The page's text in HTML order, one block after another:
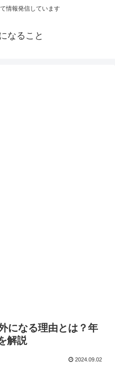
情報発信しています
なること
になる理由とは？年
解説
2024.09.02